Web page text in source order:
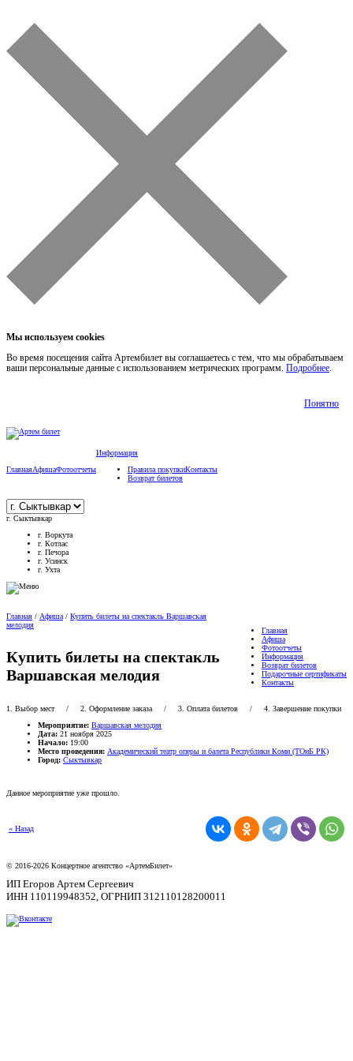
Мы используем cookies
Во время посещения сайта Артембилет вы соглашаетесь с тем, что мы обрабатываем
ваши персональные данные с использованием метрических программ. Подробнее.
Понятно
ГлавнаяАфишаФотоотчеты
Информация
Правила покупки
Возврат билетов
Контакты
г. Сыктывкар
г. Воркута
г. Котлас
г. Печора
г. Усинск
г. Ухта
Главная
Афиша
Фотоотчеты
Информация
Возврат билетов
Подарочные сертификаты
Контакты
Главная / Афиша / Купить билеты на спектакль Варшавская
мелодия
Купить билеты на спектакль
Варшавская мелодия
1. Выбор мест/ 2. Оформление заказа / 3. Оплата билетов / 4. Завершение покупки
Мероприятие: Варшавская мелодия
Дата: 21 ноября 2025
Начало: 19:00
Место проведения: Академический театр оперы и балета Республики Коми (ТОиБ РК)
Город: Сыктывкар
Данное мероприятие уже прошло.
« Назад
© 2016-2026 Концертное агентство «АртемБилет»
ИП Егоров Артем Сергеевич
ИНН 110119948352, ОГРНИП 312110128200011